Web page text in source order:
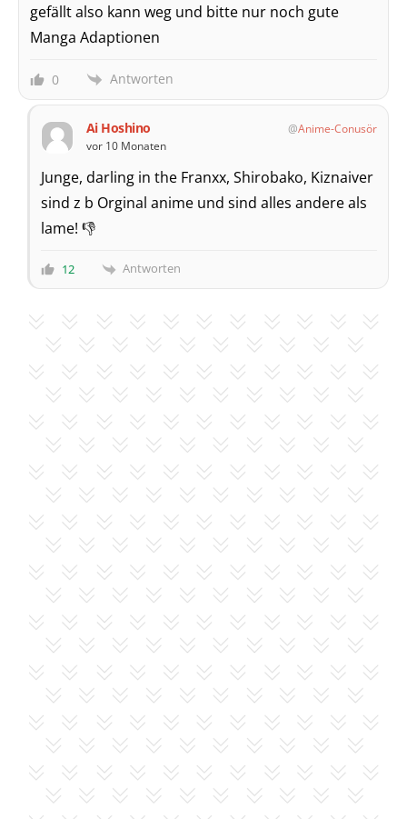
gefällt also kann weg und bitte nur noch gute
Manga Adaptionen
0 Antworten
Ai Hoshino
Anime-Conusör
vor 10 Monaten
Junge, darling in the Franxx, Shirobako, Kiznaiver
sind z b Orginal anime und sind alles andere als
lame! 👎
12 Antworten